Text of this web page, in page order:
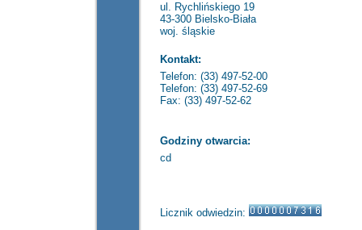
ul. Rychlińskiego 19
43-300 Bielsko-Biała
woj. śląskie
Kontakt:
Telefon: (33) 497-52-00
Telefon: (33) 497-52-69
Fax: (33) 497-52-62
Godziny otwarcia:
cd
Licznik odwiedzin: